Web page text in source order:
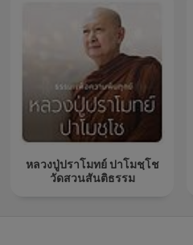
หลวงปู่ปราโมทย์ ปาโมชฺโช
วัดสวนสันติธรรม